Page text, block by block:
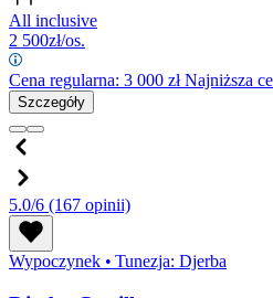
All inclusive
2 500zł/os.
Cena regularna: 3 000 złNajniższa
Szczegóły
5.0/6 (167 opinii)
Wypoczynek • Tunezja: Djerba